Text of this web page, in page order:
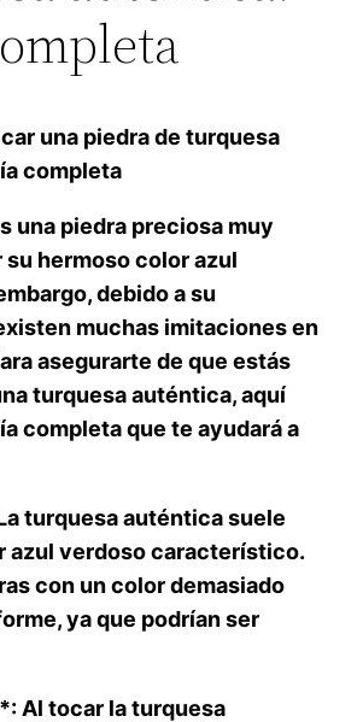
una piedra de turquesa
completa
una piedra preciosa muy
su hermoso color azul
debido a su
muchas imitaciones en
asegurarte de que estás
turquesa auténtica, aquí
completa que te ayudará a
turquesa auténtica suele
azul verdoso característico.
con un color demasiado
ya que podrían ser
Al tocar la turquesa